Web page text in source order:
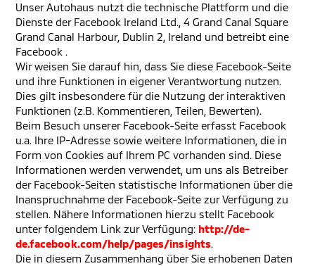
Unser Autohaus nutzt die technische Plattform und die
Dienste der Facebook Ireland Ltd., 4 Grand Canal Square
Grand Canal Harbour, Dublin 2, Ireland und betreibt eine
Facebook .
Wir weisen Sie darauf hin, dass Sie diese Facebook-Seite
und ihre Funktionen in eigener Verantwortung nutzen.
Dies gilt insbesondere für die Nutzung der interaktiven
Funktionen (z.B. Kommentieren, Teilen, Bewerten).
Beim Besuch unserer Facebook-Seite erfasst Facebook
u.a. Ihre IP-Adresse sowie weitere Informationen, die in
Form von Cookies auf Ihrem PC vorhanden sind. Diese
Informationen werden verwendet, um uns als Betreiber
der Facebook-Seiten statistische Informationen über die
Inanspruchnahme der Facebook-Seite zur Verfügung zu
stellen. Nähere Informationen hierzu stellt Facebook
unter folgendem Link zur Verfügung: http://de-
de.facebook.com/help/pages/insights.
Die in diesem Zusammenhang über Sie erhobenen Daten